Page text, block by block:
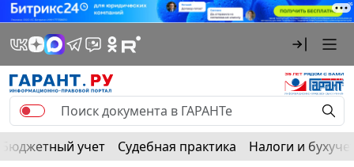
Бюджетный учет Судебная практика Налоги и